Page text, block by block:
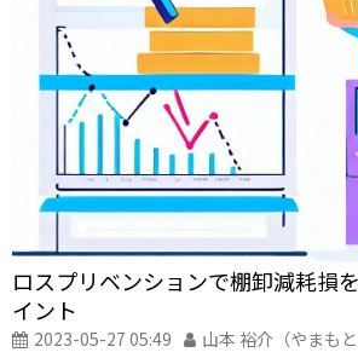
ロスプリベンションで棚卸減耗損
イント
2023-05-27 05:49 山本 裕介（やまもと